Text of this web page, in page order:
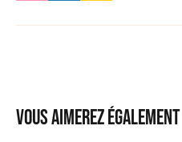
Vous aimerez également